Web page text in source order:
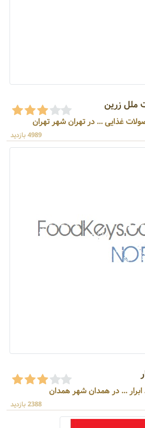
ملل زرین
غذایی ... در تهران شهر تهران
4989 بازدید
... در همدان شهر همدان
2388 بازدید